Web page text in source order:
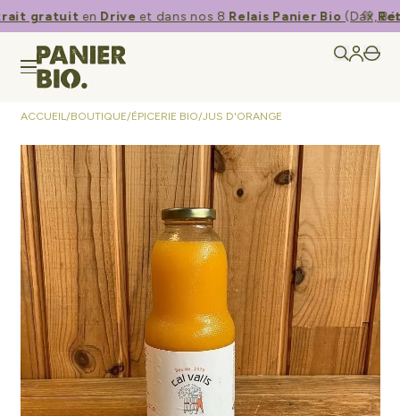
gratuitenDriveet dans nos 8Relais Panier Bio(Dax,
💚​
ACCUEIL/BOUTIQUE/ÉPICERIE BIO/JUS D'ORANGE